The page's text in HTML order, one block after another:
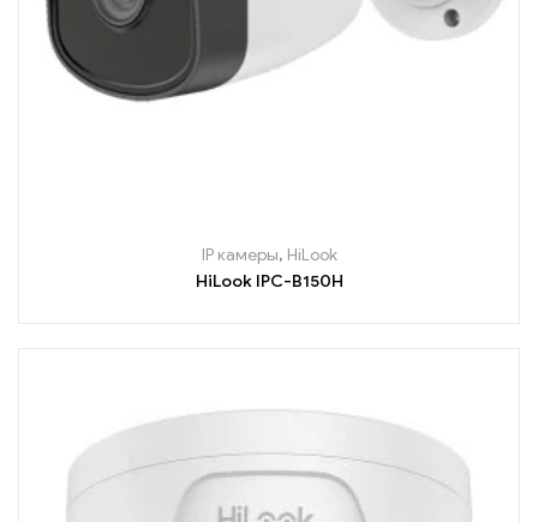
IP камеры, HiLook
HiLook IPC-B150H